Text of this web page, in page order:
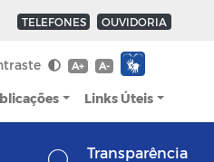
TELEFONES OUVIDORIA
A+ A-
Links Úteis
Transparência